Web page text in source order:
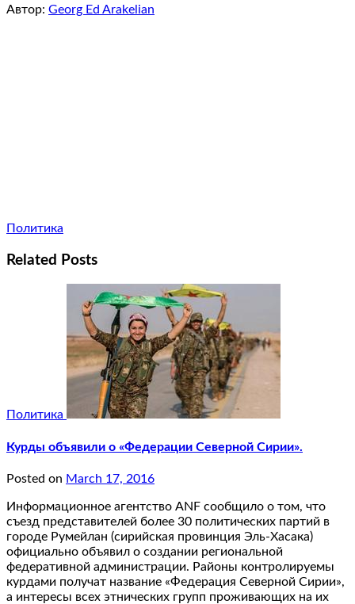
Автор: Georg Ed Arakelian
Политика
Related Posts
Политика
Курды объявили о «Федерации Северной Сирии».
Posted on March 17, 2016
Информационное агентство ANF сообщило о том, что
съезд представителей более 30 политических партий в
городе Румейлан (сирийская провинция Эль-Хасака)
официально объявил о создании региональной
федеративной администрации. Районы контролируемы
курдами получат название «Федерация Северной Сирии»,
а интересы всех этнических групп проживающих на их